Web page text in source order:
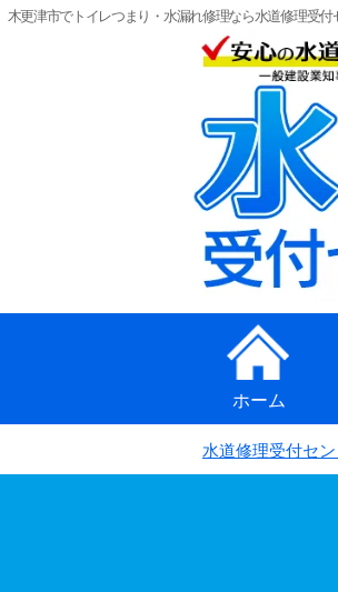
木更津市でトイレつまり・水漏れ修理なら水道修理受付
ホーム
水道修理受付セ